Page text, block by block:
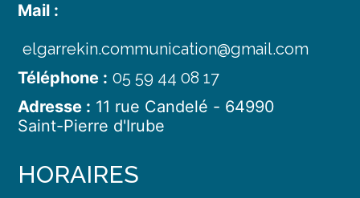
Mail :
elgarrekin.communication@gmail.com
Téléphone : 05 59 44 08 17
Adresse : 11 rue Candelé - 64990
Saint-Pierre d'Irube
HORAIRES